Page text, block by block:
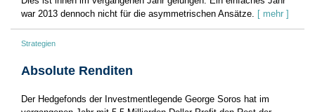
war 2013 dennoch nicht für die asymmetrischen Ansätze.
[ mehr ]
Strategien
Absolute Renditen
Der Hedgefonds der Investmentlegende George Soros hat im